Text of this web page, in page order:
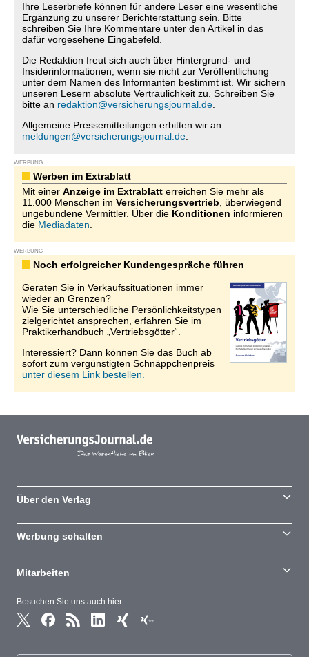
Ihre Leserbriefe können für andere Leser eine wesentliche
Ergänzung zu unserer Berichterstattung sein. Bitte
schreiben Sie Ihre Kommentare unter den Artikel in das
dafür vorgesehene Eingabefeld.
Die Redaktion freut sich auch über Hintergrund- und
Insiderinformationen, wenn sie nicht zur Veröffentlichung
unter dem Namen des Informanten bestimmt ist. Wir sichern
unseren Lesern absolute Vertraulichkeit zu. Schreiben Sie
bitte an redaktion@versicherungsjournal.de
Allgemeine Pressemitteilungen erbitten wir an
meldungen@versicherungsjournal.de
WERBUNG
Werben im Extrablatt
Mit einer Anzeige im Extrablatt erreichen Sie mehr als
11.000 Menschen im Versicherungsvertrieb , überwiegend
ungebundene Vermittler. Über die Konditionen informieren
die Mediadaten
WERBUNG
Noch erfolgreicher Kundengespräche führen
Geraten Sie in Verkaufssituationen immer
wieder an Grenzen?
Wie Sie unterschiedliche Persönlichkeitstypen
zielgerichtet ansprechen, erfahren Sie im
Praktikerhandbuch „Vertriebsgötter“.
Interessiert? Dann können Sie das Buch ab
sofort zum vergünstigten Schnäppchenpreis
unter diesem Link bestellen.
Besuchen Sie uns auch hier
Über den Verlag
Werbung schalten
Mitarbeiten